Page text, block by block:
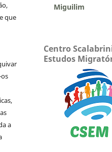
que
a
Miguilim
Centro
Estudos